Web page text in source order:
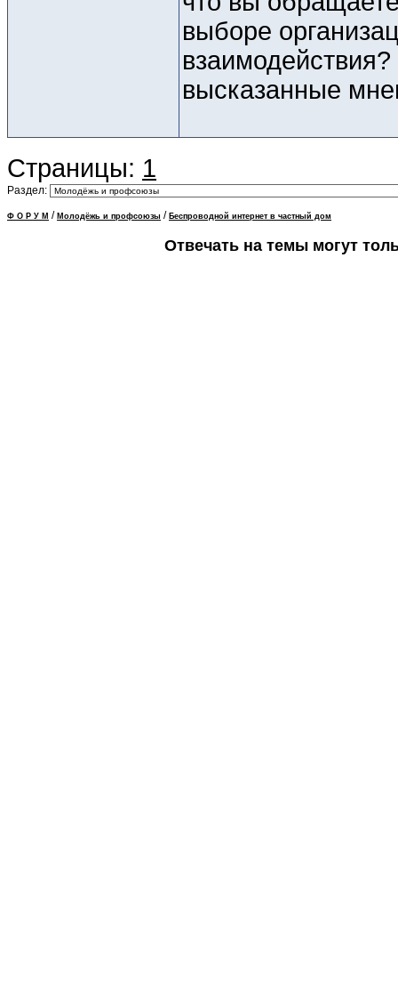
выборе
высказанные
Страницы: 1
Раздел:
Ф О Р У М / Молодёжь и профсоюзы / Беспроводной интернет в частный дом
Отвечать на темы могут